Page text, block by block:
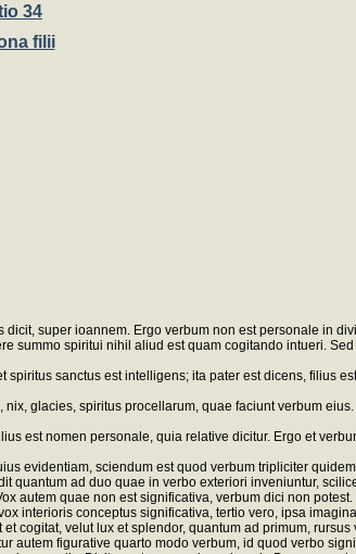
34
filii
super ioannem. Ergo verbum non est personale in
summo spiritui nihil aliud est quam cogitando intueri.
sanctus est intelligens; ita pater est dicens, filius
glacies, spiritus procellarum, quae faciunt verbum
est nomen personale, quia relative dicitur. Ergo et
evidentiam, sciendum est quod verbum tripliciter
ad duo quae in verbo exteriori inveniuntur,
autem quae non est significativa, verbum dici non
interioris conceptus significativa, tertio vero, ipsa
cogitat, velut lux et splendor, quantum ad primum,
figurative quarto modo verbum, id quod verbo